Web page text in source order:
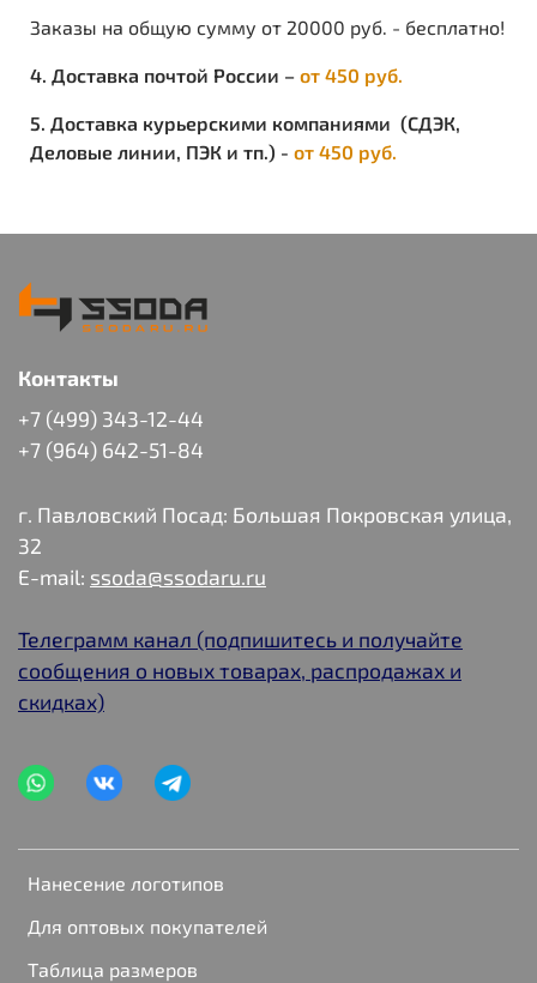
высокая износоустойчивость;
низкая степень усадки после стирке;
высокий уровень комфорта при носке
Заказы на общую сумму от 20000 руб. - бесплатно!
4. Доставка почтой России – от 450 руб.
5. Доставка курьерскими компаниями (СДЭК,
Деловые линии, ПЭК и тп.) - от 450 руб.
Нанесение логотипов
Для оптовых покупателей
Таблица размеров
Контакты
+7 (499) 343-12-44
+7 (964) 642-51-84
г. Павловский Посад: Большая Покровская улица,
32
E-mail: ssoda@ssodaru.ru
Телеграмм канал (подпишитесь и получайте
сообщения о новых товарах, распродажах и
скидках)